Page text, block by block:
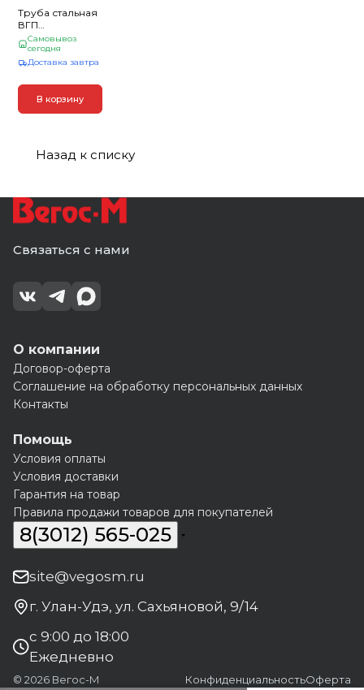
Труба стальная
ВГП
электросварная
20*2,8 (6 м)
Самовывоз
сегодня
Доставка завтра
В корзину
Назад к списку
Связаться с нами
О компании
Договор-оферта
Соглашение на обработку персональных данных
Контакты
Помощь
Условия оплаты
Условия доставки
Гарантия на товар
Правила продажи товаров для покупателей
8(3012) 565-025
site@vegosm.ru
г. Улан-Удэ, ул. Сахьяновой, 9/14
с 9:00 до 18:00
Ежедневно
© 2026 Вегос-М КонфиденциальностьОферта